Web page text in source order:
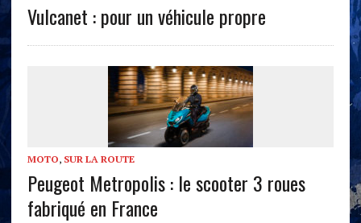
Vulcanet : pour un véhicule propre
MOTO, SUR LA ROUTE
Peugeot Metropolis : le scooter 3 roues
fabriqué en France